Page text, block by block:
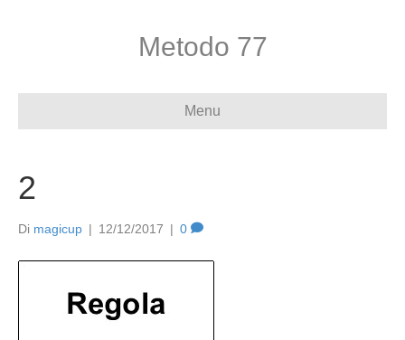
Metodo 77
Menu
2
Di magicup | 12/12/2017 | 0